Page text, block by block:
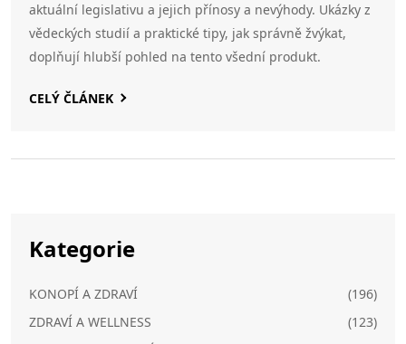
aktuální legislativu a jejich přínosy a nevýhody. Ukázky z
vědeckých studií a praktické tipy, jak správně žvýkat,
doplňují hlubší pohled na tento všední produkt.
CELÝ ČLÁNEK
Kategorie
KONOPÍ A ZDRAVÍ
(196)
ZDRAVÍ A WELLNESS
(123)